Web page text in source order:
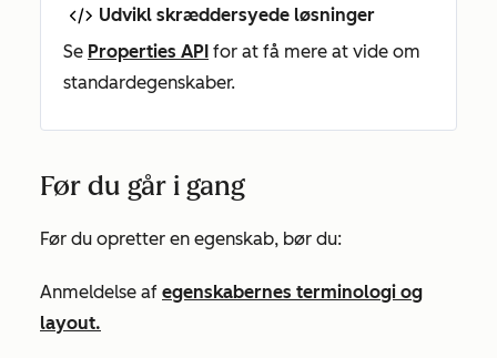
Udvikl skræddersyede løsninger
Se Properties API for at få mere at vide om
standardegenskaber.
Før du går i gang
Før du opretter en egenskab, bør du:
Anmeldelse af egenskabernes terminologi og
layout.